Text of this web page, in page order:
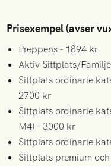
Prisexempel (avser
Preppens - 1894 kr
Aktiv Sittplats/
Sittplats ordinarie
2700 kr
Sittplats ordinarie
M4) - 3000 kr
Sittplats ordinarie
Sittplats premium